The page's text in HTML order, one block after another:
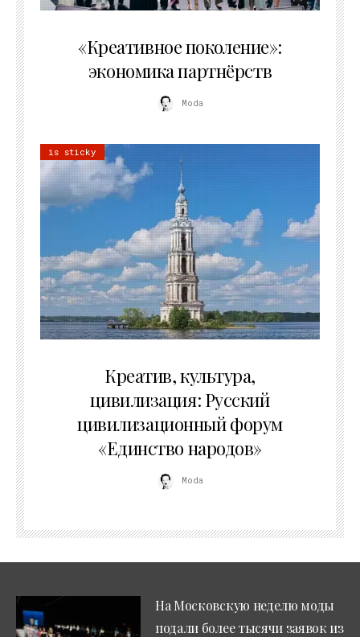
«Креативное поколение»:
экономика партнёрств
Moda
is sticky
Креатив, культура,
цивилизация: Русский
цивилизационный форум
«Единство народов»
Moda
На Московскую неделю моды
подали более тысячи заявок из